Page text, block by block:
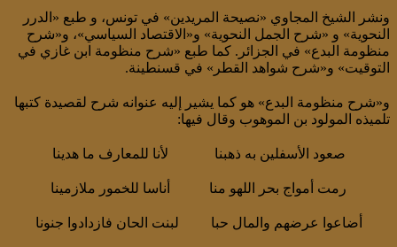
ونشر الشيخ المجاوي «نصيحة المريدين» في تونس، و طبع «الدرر
النحوية» و «شرح الجمل النحوية» و«الاقتصاد السياسي»، و«شرح
منظومة البدع» في الجزائر. كما طبع «شرح منظومة ابن غازي في
التوقيت» و«شرح شواهد القطر» في قسنطينة.
و«شرح منظومة البدع» هو كما يشير إليه عنوانه شرح لقصيدة كتبها
تلميذه المولود بن الموهوب وقال فيها:
صعود الأسفلين به ذهبنا لأنا للمعارف ما هدينا
رمت أمواج بحر اللهو منا أناسا للخمور ملازمينا
أضاعوا عرضهم والمال حبا لبنت الحان فازدادوا جنونا